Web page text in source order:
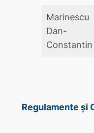
Marinescu
Dan-
Constantin
Regulamente și